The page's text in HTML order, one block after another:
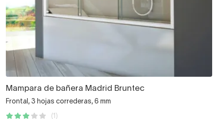
Mampara de bañera Madrid Bruntec
Frontal, 3 hojas correderas, 6 mm
(1)